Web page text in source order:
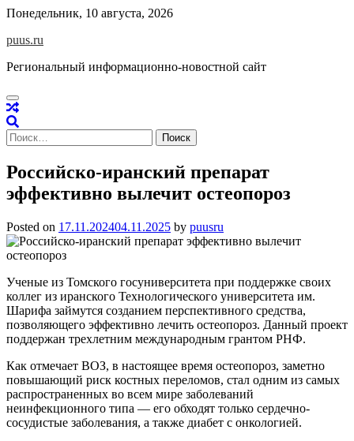
Skip
content
Понедельник, 10 августа, 2026
puus.ru
Региональный информационно-новостной сайт
Найти:
Российско-иранский препарат
эффективно вылечит остеопороз
Posted on 17.11.202404.11.2025 by puusru
Ученые из Томского госуниверситета при поддержке своих
коллег из иранского Технологического университета им.
Шарифа займутся созданием перспективного средства,
позволяющего эффективно лечить остеопороз. Данный проект
поддержан трехлетним международным грантом РНФ.
Как отмечает ВОЗ, в настоящее время остеопороз, заметно
повышающий риск костных переломов, стал одним из самых
распространенных во всем мире заболеваний
неинфекционного типа — его обходят только сердечно-
сосудистые заболевания, а также диабет с онкологией.